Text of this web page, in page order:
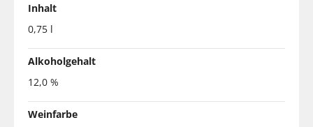
Inhalt
0,75 l
Alkoholgehalt
12,0 %
Weinfarbe